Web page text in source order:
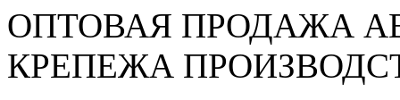
ОПТОВАЯ ПРОДАЖА
КРЕПЕЖА